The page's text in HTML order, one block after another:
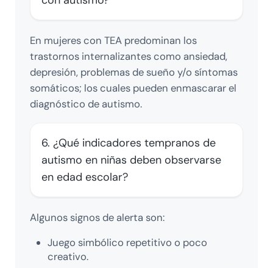
En mujeres con TEA predominan los
trastornos internalizantes como ansiedad,
depresión, problemas de sueño y/o síntomas
somáticos; los cuales pueden enmascarar el
diagnóstico de autismo.
6. ¿Qué indicadores tempranos de
autismo en niñas deben observarse
en edad escolar?
Algunos signos de alerta son:
Juego simbólico repetitivo o poco
creativo.